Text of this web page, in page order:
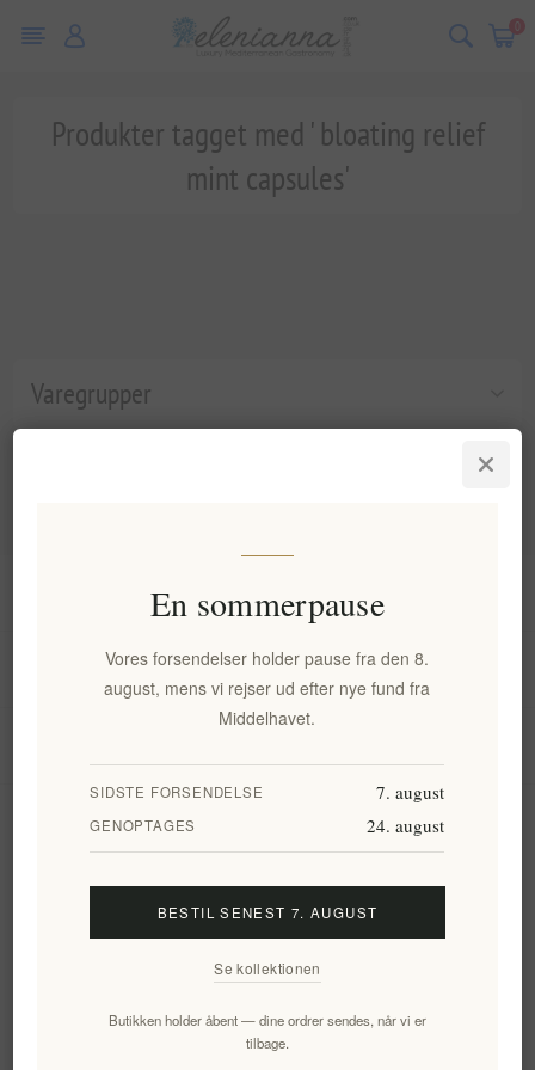
0
Varegrupper
Produkter tagget med ' bloating relief
mint capsules'
Min konto
Tilmeld Frameld
En sommerpause
Vores forsendelser holder pause fra den 8.
august, mens vi rejser ud efter nye fund fra
Middelhavet.
SIDSTE FORSENDELSE 7. august
GENOPTAGES 24. august
BESTIL SENEST 7. AUGUST
Se kollektionen
Butikken holder åbent — dine ordrer sendes, når vi er
tilbage.